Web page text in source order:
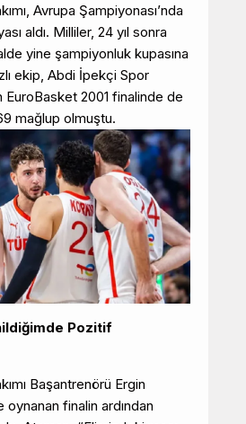
Avrupa Şampiyonası’nda
aldı. Milliler, 24 yıl sonra
yine şampiyonluk kupasına
ekip, Abdi İpekçi Spor
EuroBasket 2001 finalinde de
mağlup olmuştu.
Pozitif
Başantrenörü Ergin
finalin ardından